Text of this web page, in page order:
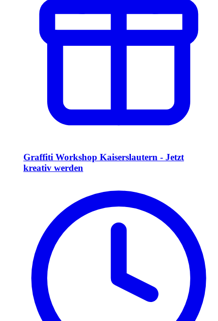
Graffiti Workshop Kaiserslautern - Jetzt
kreativ werden